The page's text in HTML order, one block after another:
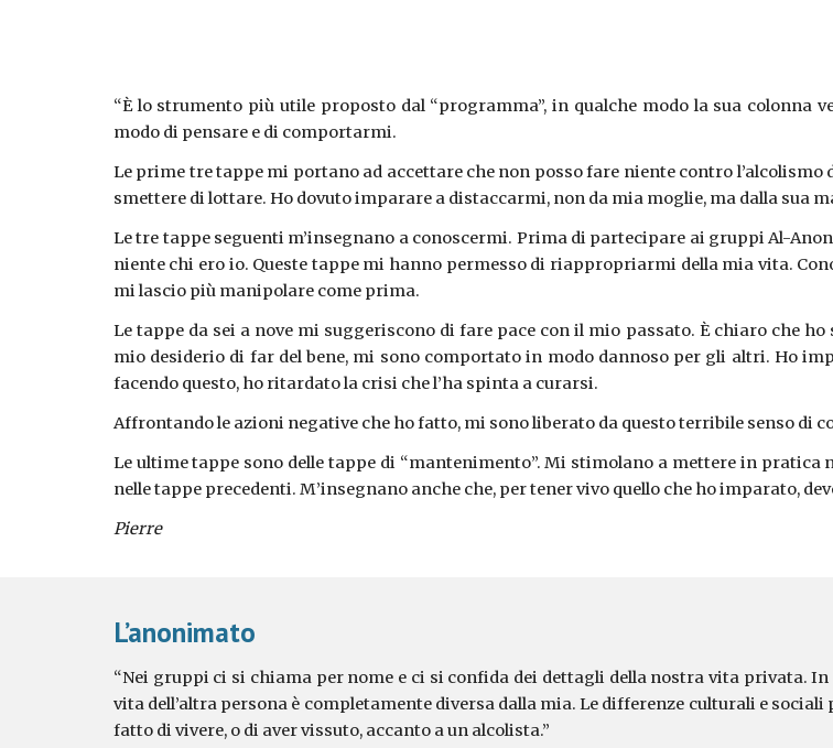
“È lo strumento più utile proposto dal “programma”, in qualche modo la sua colonna
modo di pensare e di comportarmi.
Le prime tre tappe mi portano ad accettare che non posso fare niente contro l’alcolismo
smettere di lottare. Ho dovuto imparare a distaccarmi, non da mia moglie, ma dalla sua
Le tre tappe seguenti m’insegnano a conoscermi. Prima di partecipare ai gruppi Al-
niente chi ero io. Queste tappe mi hanno permesso di riappropriarmi della mia vita.
mi lascio più manipolare come prima.
Le tappe da sei a nove mi suggeriscono di fare pace con il mio passato. È chiaro che
mio desiderio di far del bene, mi sono comportato in modo dannoso per gli altri. Ho
facendo questo, ho ritardato la crisi che l’ha spinta a curarsi.
Affrontando le azioni negative che ho fatto, mi sono liberato da questo terribile senso di
Le ultime tappe sono delle tappe di “mantenimento”. Mi stimolano a mettere in
nelle tappe precedenti. M’insegnano anche che, per tener vivo quello che ho imparato,
Pierre
L’anonimato
“Nei gruppi ci si chiama per nome e ci si confida dei dettagli della nostra vita privata.
vita dell’altra persona è completamente diversa dalla mia. Le differenze culturali e
fatto di vivere, o di aver vissuto, accanto a un alcolista.”